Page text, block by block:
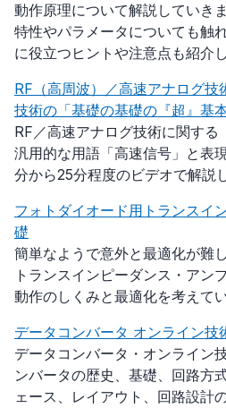
動作原理について解説していき
特性やパラメータについても触
に役立つヒントや注意点も紹介し
RF（高周波）／高速アナログ
技術の「基礎の基礎の『超』基本
RF／高速アナログ技術に関する
汎用的な用語「高速信号」と表
分から25分程度のビデオで解説
フォトダイオード用トランスイ
礎
簡単なようで意外と最適化が難
トランスインピーダンス・アン
動作のしくみと最適化を考えてい
データコンバータ オンライン技
データコンバータ・オンライン
ンバータの歴史、基礎、回路方
ェース、レイアウト、回路設計